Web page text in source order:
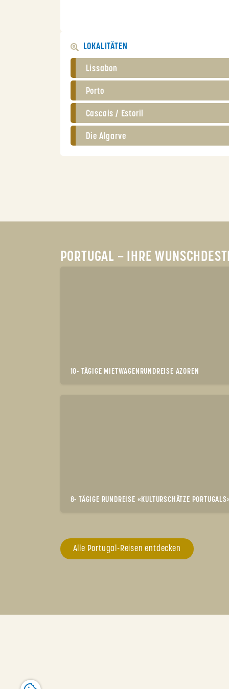
LOKALITÄTEN
Lissabon
Porto
Cascais / Estoril
Die Algarve
PORTUGAL – IHRE
10- TÄGIGE MIETWAGENRUNDREISE AZOREN
8- TÄGIGE RUNDREISE «KULTURSCHÄTZE
Alle Portugal-Reisen entdecken